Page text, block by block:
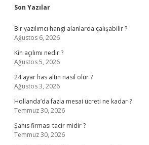
Sidebar
Son Yazılar
Bir yazılımcı hangi alanlarda çalışabilir ?
Ağustos 6, 2026
Kin açılımı nedir ?
Ağustos 5, 2026
24 ayar has altın nasıl olur ?
Ağustos 3, 2026
Hollanda’da fazla mesai ücreti ne kadar ?
Temmuz 30, 2026
Şahıs firması tacir midir ?
Temmuz 30, 2026